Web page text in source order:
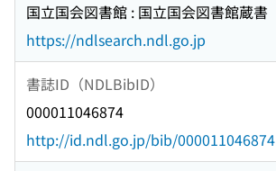
国立国会図書館 : 国立国会図書館蔵書
https://ndlsearch.ndl.go.jp
書誌ID（NDLBibID）
000011046874
http://id.ndl.go.jp/bib/000011046874